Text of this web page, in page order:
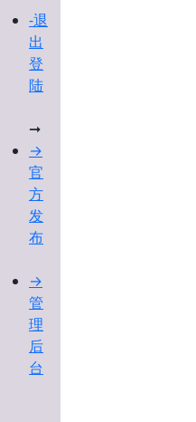
-退
出
登
陆
➞
→
官
方
发
布
→
管
理
后
台